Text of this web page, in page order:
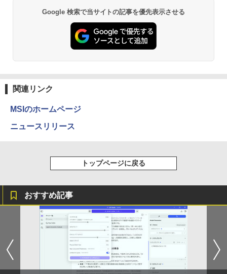
Google 検索で当サイトの記事を優先表示させる
関連リンク
MSIのホームページ
ニュースリリース
トップページに戻る
おすすめ記事